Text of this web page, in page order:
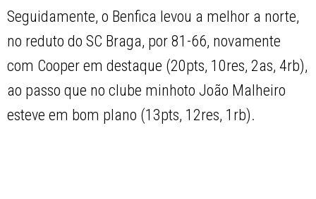
Seguidamente, o Benfica levou a melhor a norte,
no reduto do SC Braga, por 81-66, novamente
com Cooper em destaque (20pts, 10res, 2as, 4rb),
ao passo que no clube minhoto João Malheiro
esteve em bom plano (13pts, 12res, 1rb).